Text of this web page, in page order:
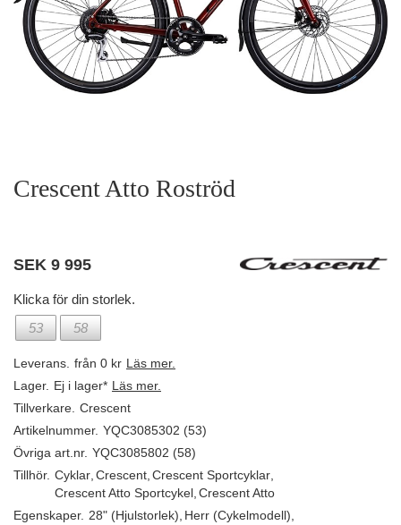
Crescent Atto Roströd
SEK 9 995
Klicka för din storlek.
53
58
Leverans. från 0 kr Läs mer.
Lager. Ej i lager* Läs mer.
Tillverkare. Crescent
Artikelnummer. YQC3085302 (53)
Övriga art.nr. YQC3085802 (58)
Tillhör. Cyklar Crescent Crescent Sportcyklar
Crescent Atto Sportcykel Crescent Atto
Egenskaper. 28" (Hjulstorlek) Herr (Cykelmodell)